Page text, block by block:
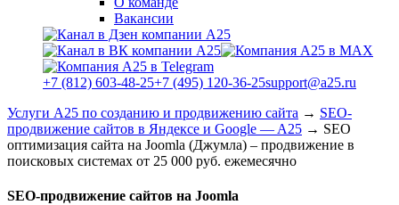
Вакансии
+7 (812) 603-48-25+7 (495) 120-36-25support@a25.ru
Услуги А25 по созданию и продвижению сайта → SEO-
продвижение сайтов в Яндексе и Google — A25 → SEO
оптимизация сайта на Joomla (Джумла) – продвижение в
поисковых системах от 25 000 руб. ежемесячно
SEO-продвижение сайтов на Joomla